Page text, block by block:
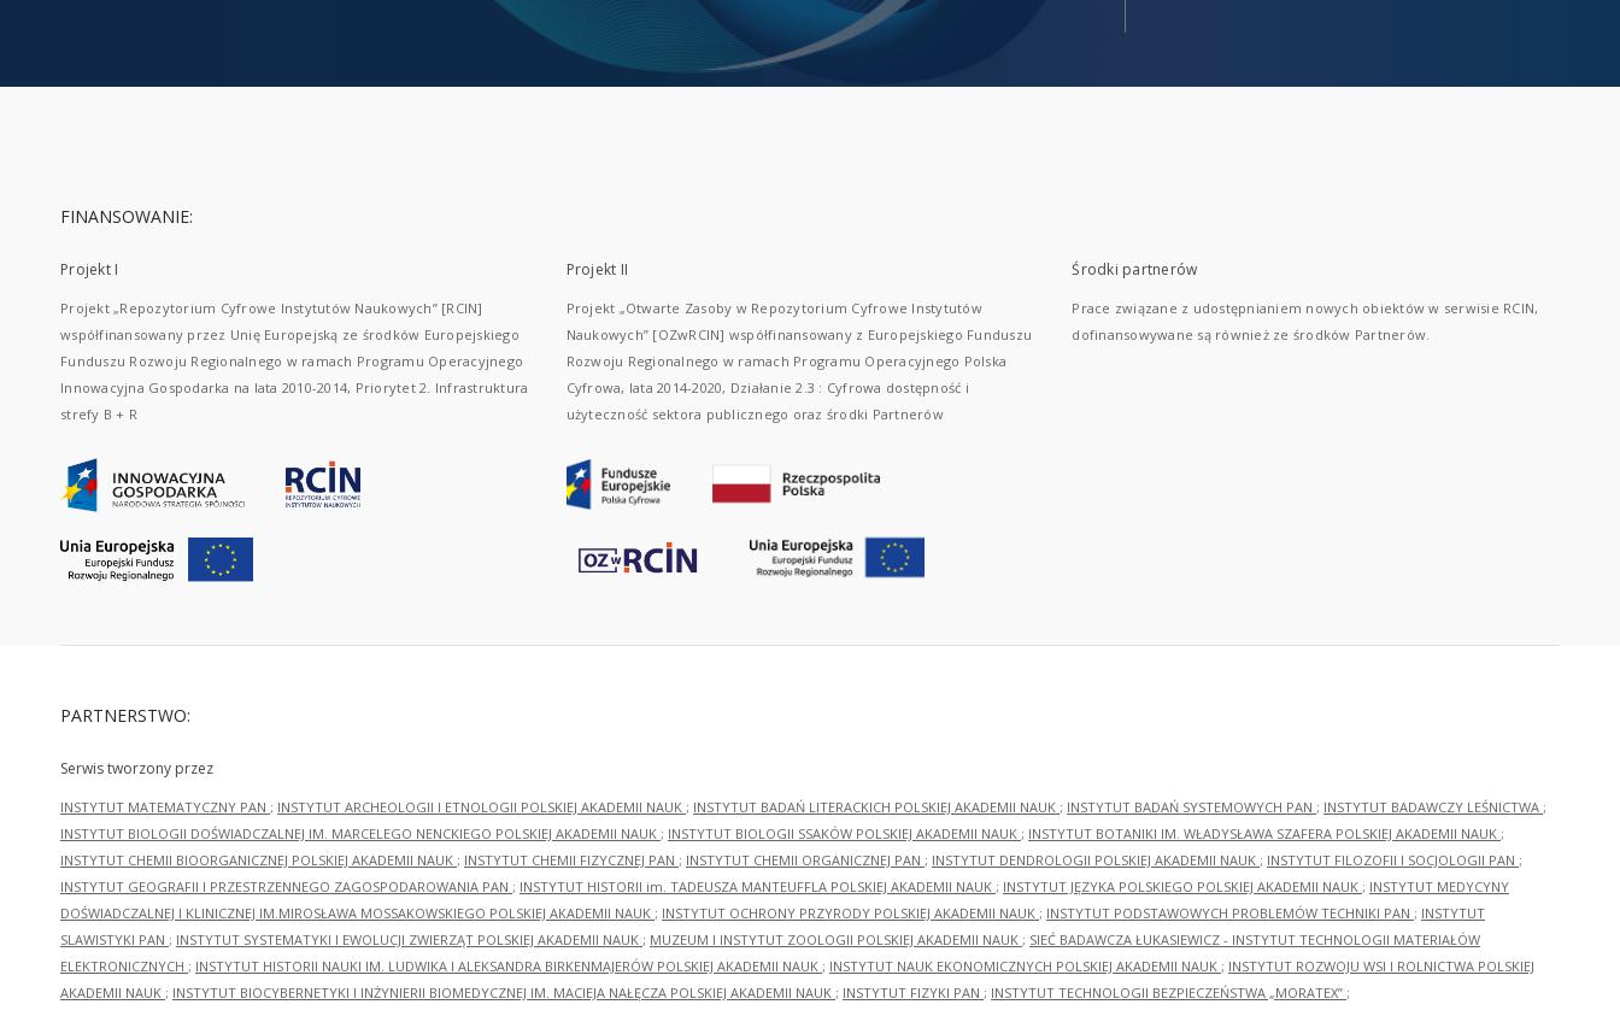
FINANSOWANIE:
Projekt I
Projekt „Repozytorium Cyfrowe Instytutów Naukowych” [RCIN]
współfinansowany przez Unię Europejską ze środków Europejskiego
Funduszu Rozwoju Regionalnego w ramach Programu Operacyjnego
Innowacyjna Gospodarka na lata 2010-2014, Priorytet 2. Infrastruktura
strefy B + R
Projekt II
Projekt „Otwarte Zasoby w Repozytorium Cyfrowe Instytutów
Naukowych” [OZwRCIN] współfinansowany z Europejskiego Funduszu
Rozwoju Regionalnego w ramach Programu Operacyjnego Polska
Cyfrowa, lata 2014-2020, Działanie 2.3 : Cyfrowa dostępność i
użyteczność sektora publicznego oraz środki Partnerów
Środki partnerów
Prace związane z udostępnianiem nowych obiektów w serwisie RCIN,
dofinansowywane są również ze środków Partnerów.
PARTNERSTWO:
Serwis tworzony przez
INSTYTUT MATEMATYCZNY PAN ; INSTYTUT ARCHEOLOGII I ETNOLOGII POLSKIEJ AKADEMII NAUK ; INSTYTUT BADAŃ LITERACKICH POLSKIEJ AKADEMII NAUK ; INSTYTUT BADAŃ SYSTEMOWYCH PAN ; INSTYTUT BADAWCZY LEŚNICTWA ;
INSTYTUT BIOLOGII DOŚWIADCZALNEJ IM. MARCELEGO NENCKIEGO POLSKIEJ AKADEMII NAUK ; INSTYTUT BIOLOGII SSAKÓW POLSKIEJ AKADEMII NAUK ; INSTYTUT BOTANIKI IM. WŁADYSŁAWA SZAFERA POLSKIEJ AKADEMII NAUK ;
INSTYTUT CHEMII BIOORGANICZNEJ POLSKIEJ AKADEMII NAUK ; INSTYTUT CHEMII FIZYCZNEJ PAN ; INSTYTUT CHEMII ORGANICZNEJ PAN ; INSTYTUT DENDROLOGII POLSKIEJ AKADEMII NAUK ; INSTYTUT FILOZOFII I SOCJOLOGII PAN ;
INSTYTUT GEOGRAFII I PRZESTRZENNEGO ZAGOSPODAROWANIA PAN ; INSTYTUT HISTORII im. TADEUSZA MANTEUFFLA POLSKIEJ AKADEMII NAUK ; INSTYTUT JĘZYKA POLSKIEGO POLSKIEJ AKADEMII NAUK ; INSTYTUT MEDYCYNY
DOŚWIADCZALNEJ I KLINICZNEJ IM.MIROSŁAWA MOSSAKOWSKIEGO POLSKIEJ AKADEMII NAUK ; INSTYTUT OCHRONY PRZYRODY POLSKIEJ AKADEMII NAUK ; INSTYTUT PODSTAWOWYCH PROBLEMÓW TECHNIKI PAN ; INSTYTUT
SLAWISTYKI PAN ; INSTYTUT SYSTEMATYKI I EWOLUCJI ZWIERZĄT POLSKIEJ AKADEMII NAUK ; MUZEUM I INSTYTUT ZOOLOGII POLSKIEJ AKADEMII NAUK ; SIEĆ BADAWCZA ŁUKASIEWICZ - INSTYTUT TECHNOLOGII MATERIAŁÓW
ELEKTRONICZNYCH ; INSTYTUT HISTORII NAUKI IM. LUDWIKA I ALEKSANDRA BIRKENMAJERÓW POLSKIEJ AKADEMII NAUK ; INSTYTUT NAUK EKONOMICZNYCH POLSKIEJ AKADEMII NAUK ; INSTYTUT ROZWOJU WSI I ROLNICTWA POLSKIEJ
AKADEMII NAUK ; INSTYTUT BIOCYBERNETYKI I INŻYNIERII BIOMEDYCZNEJ IM. MACIEJA NAŁĘCZA POLSKIEJ AKADEMII NAUK ; INSTYTUT FIZYKI PAN ; INSTYTUT TECHNOLOGII BEZPIECZEŃSTWA „MORATEX” ;